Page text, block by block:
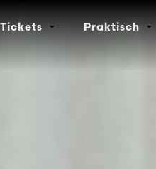
Tickets Praktisch